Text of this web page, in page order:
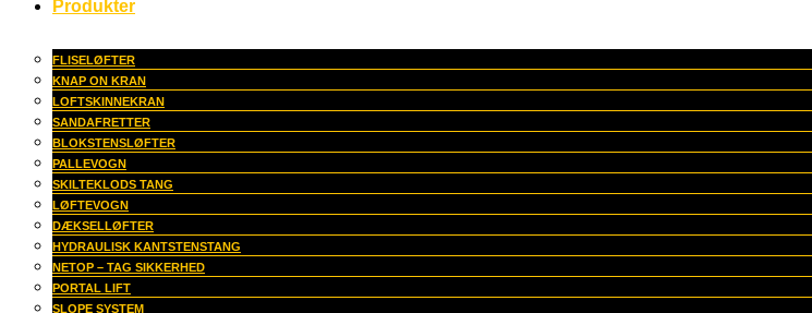
Produkter
FLISELØFTER
KNAP ON KRAN
LOFTSKINNEKRAN
SANDAFRETTER
BLOKSTENSLØFTER
PALLEVOGN
SKILTEKLODS TANG
LØFTEVOGN
DÆKSELLØFTER
HYDRAULISK KANTSTENSTANG
NETOP – TAG SIKKERHED
PORTAL LIFT
SLOPE SYSTEM